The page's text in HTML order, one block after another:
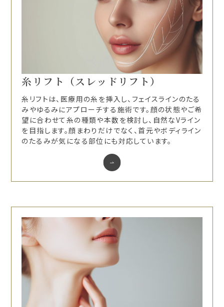
糸リフト（スレッドリフト）
糸リフトは、医療用の糸を挿入し、フェイスラインのたる
みやゆるみにアプローチする施術です。顔の状態やご希
望に合わせて糸の種類や本数を検討し、自然なVライン
を目指します。顔まわりだけでなく、首元やボディライン
のたるみが気になる部位にも対応しています。